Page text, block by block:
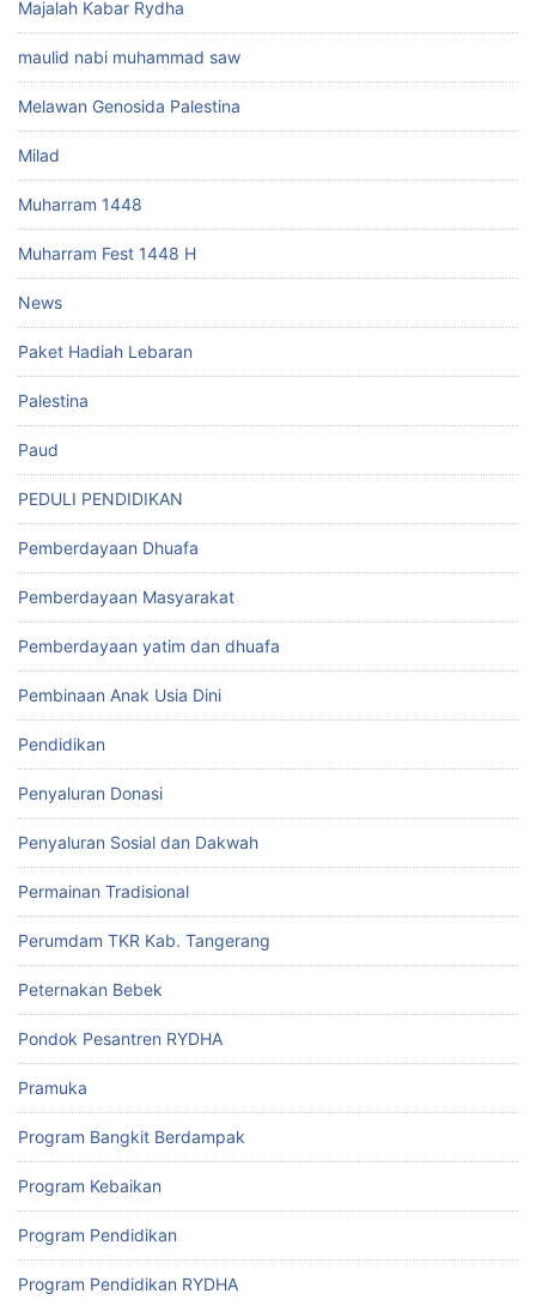
Majalah Kabar Rydha
maulid nabi muhammad saw
Melawan Genosida Palestina
Milad
Muharram 1448
Muharram Fest 1448 H
News
Paket Hadiah Lebaran
Palestina
Paud
PEDULI PENDIDIKAN
Pemberdayaan Dhuafa
Pemberdayaan Masyarakat
Pemberdayaan yatim dan dhuafa
Pembinaan Anak Usia Dini
Pendidikan
Penyaluran Donasi
Penyaluran Sosial dan Dakwah
Permainan Tradisional
Perumdam TKR Kab. Tangerang
Peternakan Bebek
Pondok Pesantren RYDHA
Pramuka
Program Bangkit Berdampak
Program Kebaikan
Program Pendidikan
Program Pendidikan RYDHA